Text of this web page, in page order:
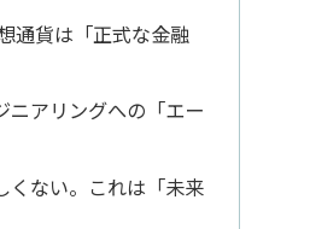
通貨は「正式な金融
ニアリングへの「エー
くない。これは「未来